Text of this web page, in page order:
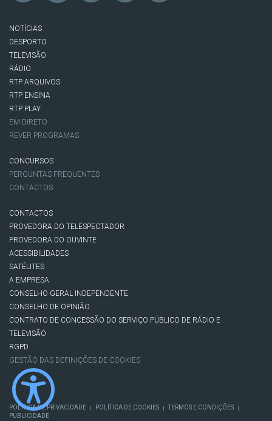
NOTÍCIAS
DESPORTO
TELEVISÃO
RÁDIO
RTP ARQUIVOS
RTP ENSINA
RTP PLAY
EM DIRETO
REVER PROGRAMAS
CONCURSOS
PERGUNTAS FREQUENTES
CONTACTOS
CONTACTOS
PROVEDORA DO TELESPECTADOR
PROVEDORA DO OUVINTE
ACESSIBILIDADES
SATÉLITES
A EMPRESA
CONSELHO GERAL INDEPENDENTE
CONSELHO DE OPINIÃO
CONTRATO DE CONCESSÃO DO SERVIÇO PÚBLICO DE RÁDIO E
TELEVISÃO
RGPD
GESTÃO DAS DEFINIÇÕES DE COOKIES
POLÍTICA DE PRIVACIDADE | POLÍTICA DE COOKIES | TERMOS E CONDIÇÕES |
PUBLICIDADE